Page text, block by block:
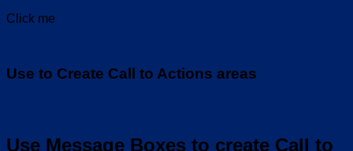
Click me
Use to Create Call to Actions areas
Use Message Boxes to create Call to